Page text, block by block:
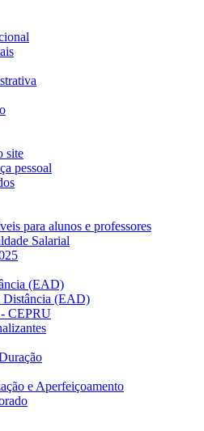
site
pessoal
para alunos e professores
Salarial
(EAD)
Distância (EAD)
CEPRU
e Aperfeiçoamento